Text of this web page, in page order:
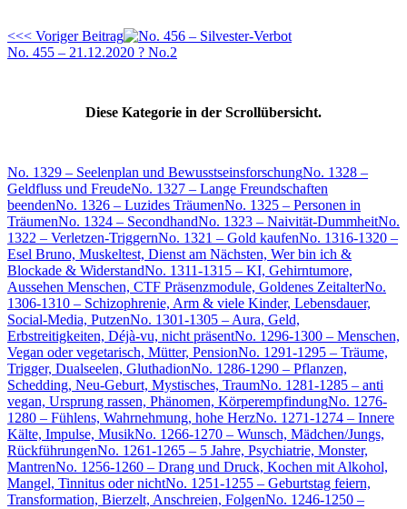
<<< Voriger Beitrag
No. 455 – 21.12.2020 ? No.2
Diese Kategorie in der Scrollübersicht.
No. 1329 – Seelenplan und BewusstseinsforschungNo. 1328 –
Geldfluss und FreudeNo. 1327 – Lange Freundschaften
beendenNo. 1326 – Luzides TräumenNo. 1325 – Personen in
TräumenNo. 1324 – SecondhandNo. 1323 – Naivität-DummheitNo.
1322 – Verletzen-TriggernNo. 1321 – Gold kaufenNo. 1316-1320 –
Esel Bruno, Muskeltest, Dienst am Nächsten, Wer bin ich &
Blockade & WiderstandNo. 1311-1315 – KI, Gehirntumore,
Aussehen Menschen, CTF Präsenzmodule, Goldenes ZeitalterNo.
1306-1310 – Schizophrenie, Arm & viele Kinder, Lebensdauer,
Social-Media, PutzenNo. 1301-1305 – Aura, Geld,
Erbstreitigkeiten, Déjà-vu, nicht präsentNo. 1296-1300 – Menschen,
Vegan oder vegetarisch, Mütter, PensionNo. 1291-1295 – Träume,
Trigger, Dualseelen, GluthadionNo. 1286-1290 – Pflanzen,
Schedding, Neu-Geburt, Mystisches, TraumNo. 1281-1285 – anti
vegan, Ursprung rassen, Phänomen, KörperempfindungNo. 1276-
1280 – Fühlens, Wahrnehmung, hohe HerzNo. 1271-1274 – Innere
Kälte, Impulse, MusikNo. 1266-1270 – Wunsch, Mädchen/Jungs,
RückführungenNo. 1261-1265 – 5 Jahre, Psychiatrie, Monster,
MantrenNo. 1256-1260 – Drang und Druck, Kochen mit Alkohol,
Mangel, Tinnitus oder nichtNo. 1251-1255 – Geburtstag feiern,
Transformation, Bierzelt, Anschreien, FolgenNo. 1246-1250 –